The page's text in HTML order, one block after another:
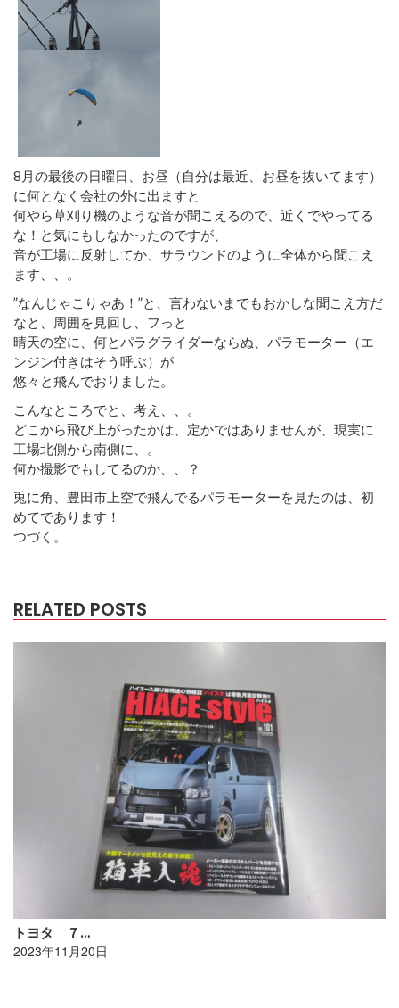
8月の最後の日曜日、お昼（自分は最近、お昼を抜いてます）
に何となく会社の外に出ますと
何やら草刈り機のような音が聞こえるので、近くでやってる
な！と気にもしなかったのですが、
音が工場に反射してか、サラウンドのように全体から聞こえ
ます、、。
”なんじゃこりゃあ！”と、言わないまでもおかしな聞こえ方だ
なと、周囲を見回し、フっと
晴天の空に、何とパラグライダーならぬ、パラモーター（エ
ンジン付きはそう呼ぶ）が
悠々と飛んでおりました。
こんなところでと、考え、、。
どこから飛び上がったかは、定かではありませんが、現実に
工場北側から南側に、。
何か撮影でもしてるのか、、？
兎に角、豊田市上空で飛んでるパラモーターを見たのは、初
めてであります！
つづく。
RELATED POSTS
トヨタ ７…
2023年11月20日